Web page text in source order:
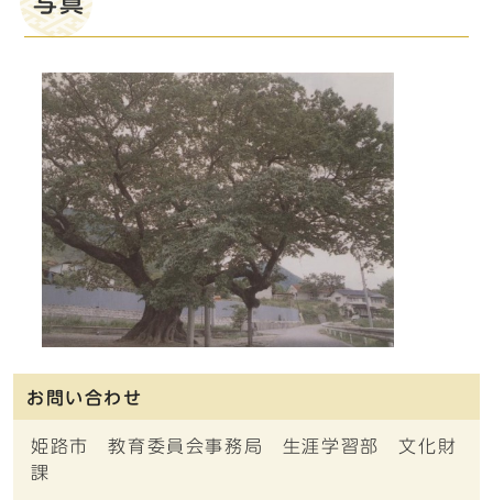
お問い合わせ
姫路市 教育委員会事務局 生涯学習部 文化財
課